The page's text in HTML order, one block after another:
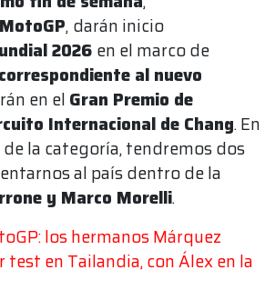
MotoGP, darán inicio
2026 en el marco de
al nuevo
en el Gran Premio de
Internacional de Chang. En
la categoría, tendremos dos
al país dentro de la
y Marco Morelli.
los hermanos Márquez
en Tailandia, con Álex en la